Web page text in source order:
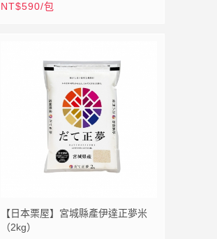
★清澈淨雅長野之風
★柔潤清甜適性百搭
✨本商品為即期品，有效日期至
2026.08.06。買1送1，每訂購1包，將
以2包出貨，敬請把握機會！
NT$590/包
【日本栗屋】宮城縣產伊達正夢米
（2kg）